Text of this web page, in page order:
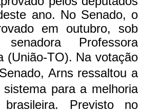
ano. No Senado, o
em outubro, sob
Professora
(União-TO). Na votação
Arns ressaltou a
sistema para a melhoria
Previsto no